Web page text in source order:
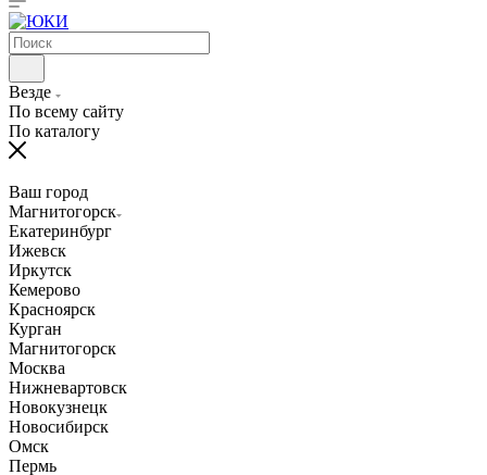
Везде
По всему сайту
По каталогу
Ваш город
Магнитогорск
Екатеринбург
Ижевск
Иркутск
Кемерово
Красноярск
Курган
Магнитогорск
Москва
Нижневартовск
Новокузнецк
Новосибирск
Омск
Пермь